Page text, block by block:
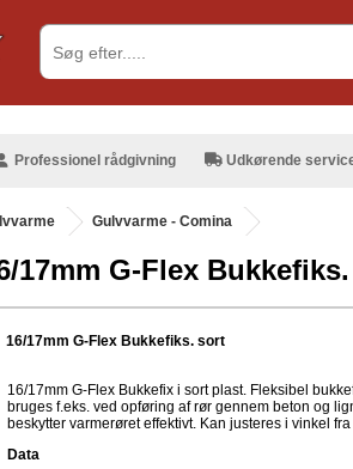
Professionel rådgivning Udkørende
Gulvvarme - Comina
17mm G-Flex
16/17mm G-Flex Bukkefiks. sort
16/17mm G-Flex Bukkefix i sort plast. Fleksibel
bruges f.eks. ved opføring af rør gennem beton og
beskytter varmerøret effektivt. Kan justeres i vinkel fra
Data